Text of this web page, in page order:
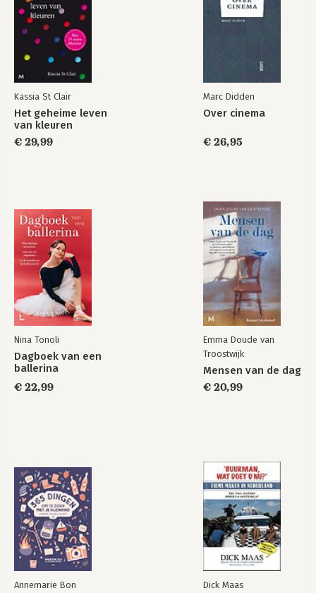
Kassia St Clair
Het geheime leven
van kleuren
€ 29,99
Marc Didden
Over cinema
€ 26,95
Nina Tonoli
Dagboek van een
ballerina
€ 22,99
Emma Doude van
Troostwijk
Mensen van de dag
€ 20,99
Annemarie Bon Dick Maas